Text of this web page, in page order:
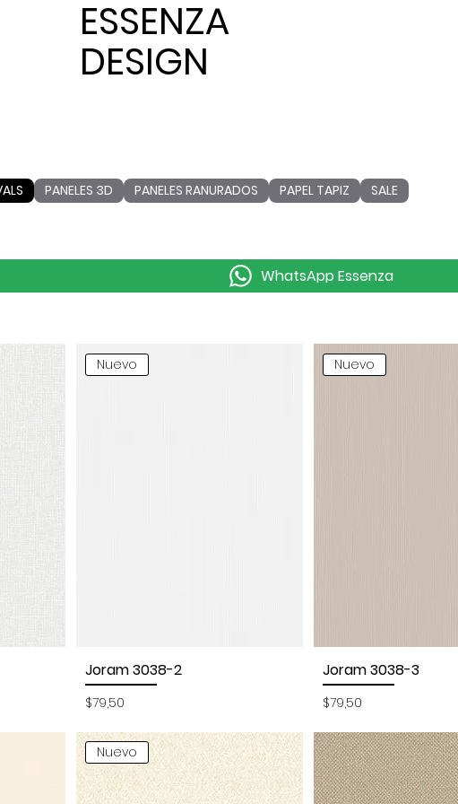
ESSENZA
DESIGN
PANELES 3D PANELES RANURADOS PAPEL TAPIZ SALE
WhatsApp Essenza
Vista rápida
Nuevo
Joram 3038-2
Precio
$79,50
Vista rápida
Nuevo
Joram 3038-3
Precio
$79,50
Nuevo